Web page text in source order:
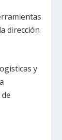
dirección
y